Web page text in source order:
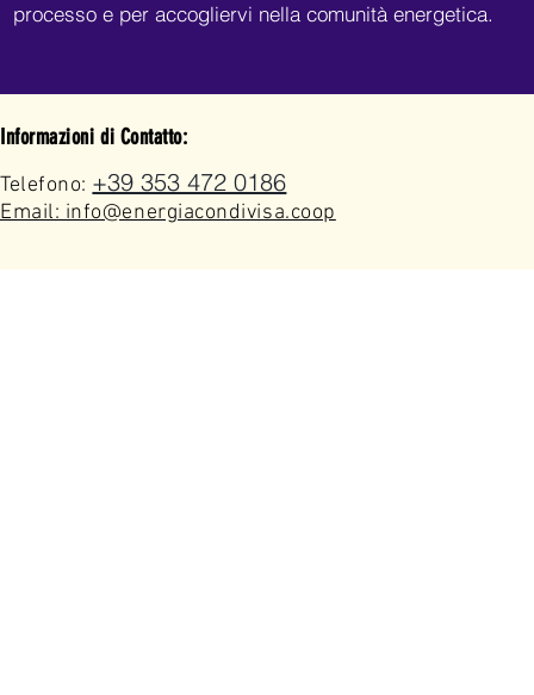
processo e per accogliervi nella comunità energetica.
Informazioni di Contatto:
Telefono: +39 353 472 0186
Email: info@energiacondivisa.coop